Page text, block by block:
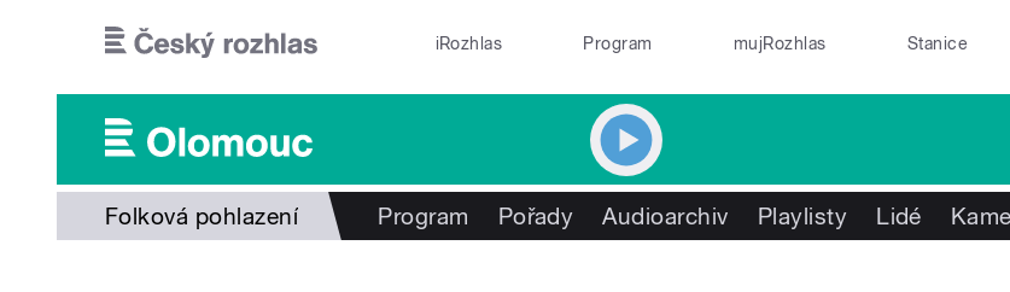
iRozhlas Program mujRozhlas Stanice
Folková pohlazení Program Pořady Audioarchiv Playlisty Lidé